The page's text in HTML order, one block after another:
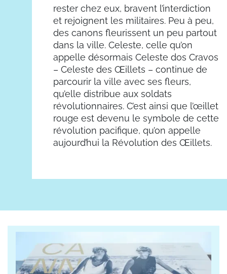
rester chez eux, bravent l’interdiction
et rejoignent les militaires. Peu à peu,
des canons fleurissent un peu partout
dans la ville. Celeste, celle qu’on
appelle désormais Celeste dos Cravos
– Celeste des Œillets – continue de
parcourir la ville avec ses fleurs,
qu’elle distribue aux soldats
révolutionnaires. C’est ainsi que l’œillet
rouge est devenu le symbole de cette
révolution pacifique, qu’on appelle
aujourd’hui la Révolution des Œillets.